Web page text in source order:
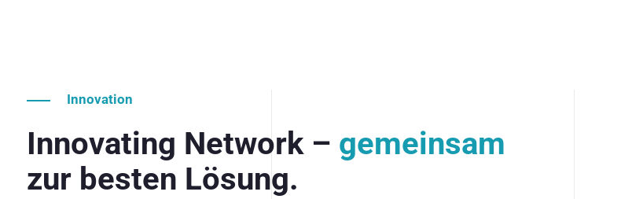
Innovation
Innovating Network – gemeinsam
zur besten Lösung.